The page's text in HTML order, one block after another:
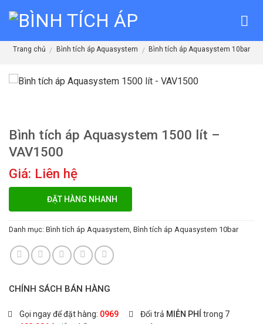
Trang chủ / Bình tích áp Aquasystem / Bình tích áp Aquasystem 10bar
Bình tích áp Aquasystem 1500 lít –
VAV1500
Giá: Liên hệ
ĐẶT HÀNG NHANH
Danh mục: Bình tích áp Aquasystem Bình tích áp Aquasystem 10bar
CHÍNH SÁCH BÁN HÀNG
Gọi ngay để đặt hàng: 0969
Đổi trả MIỄN PHÍ trong 7